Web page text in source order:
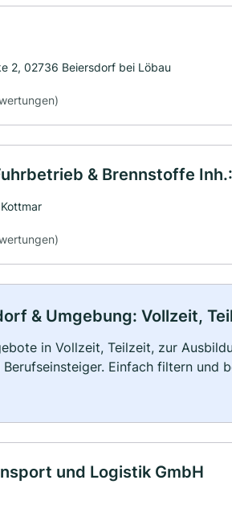
2, 02736 Beiersdorf bei Löbau
& Brennstoffe
& Umgebung: Vollzeit,
in Vollzeit, Teilzeit, zur
Einfach filtern und
und Logistik GmbH